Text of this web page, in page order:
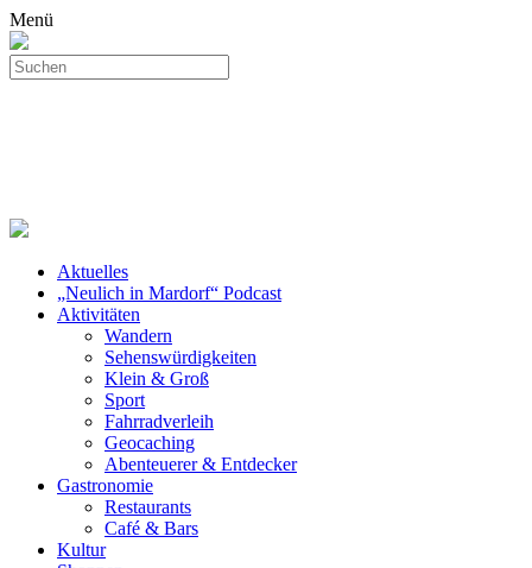
Menü
Aktuelles
„Neulich in Mardorf“ Podcast
Aktivitäten
Wandern
Sehenswürdigkeiten
Klein & Groß
Sport
Fahrradverleih
Geocaching
Abenteuerer & Entdecker
Gastronomie
Restaurants
Café & Bars
Kultur